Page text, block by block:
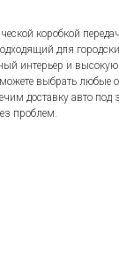
коробкой
для
интерьер и
выбрать любые
доставку авто под
проблем.